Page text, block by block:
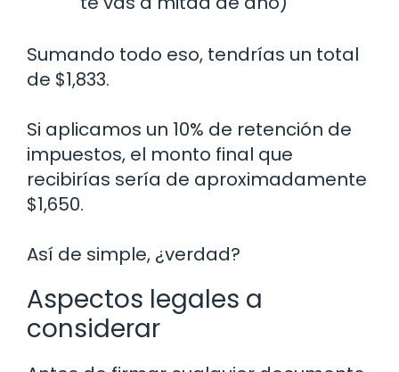
Sumando todo eso, tendrías un total
de $1,833.
Si aplicamos un 10% de retención de
impuestos, el monto final que
recibirías sería de aproximadamente
$1,650.
Así de simple, ¿verdad?
Aspectos legales a
considerar